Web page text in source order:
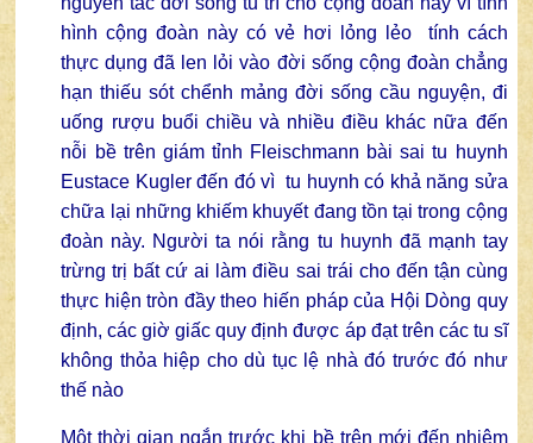
hình cộng đoàn này có vẻ hơi lỏng lẻo tính cách
thực dụng đã len lỏi vào đời sống cộng đoàn chẳng
hạn thiếu sót chểnh mảng đời sống cầu nguyện, đi
uống rượu buổi chiều và nhiều điều khác nữa đến
nỗi bề trên giám tỉnh Fleischmann bài sai tu huynh
Eustace Kugler đến đó vì tu huynh có khả năng sửa
chữa lại những khiếm khuyết đang tồn tại trong cộng
đoàn này. Người ta nói rằng tu huynh đã mạnh tay
trừng trị bất cứ ai làm điều sai trái cho đến tận cùng
thực hiện tròn đầy theo hiến pháp của Hội Dòng quy
định, các giờ giấc quy định được áp đạt trên các tu sĩ
không thỏa hiệp cho dù tục lệ nhà đó trước đó như
thế nào
Một thời gian ngắn trước khi bề trên mới đến nhiệm